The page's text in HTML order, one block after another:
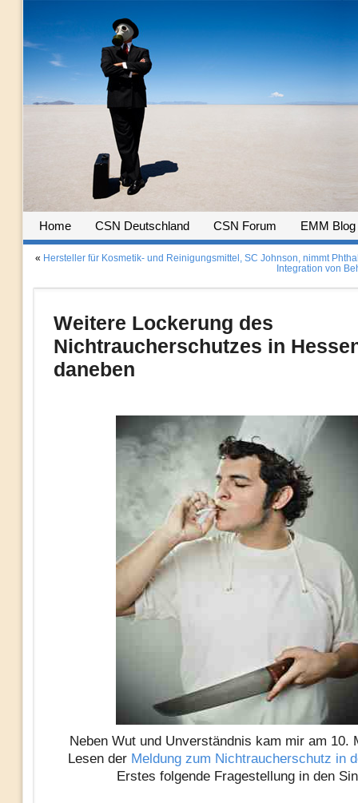
Home CSN Deutschland CSN Forum EMM Blog
« Hersteller für Kosmetik- und Reinigungsmittel, SC Johnson, nimmt
Integration von
Weitere Lockerung des
Nichtraucherschutzes in
daneben
Neben Wut und Unverständnis kam mir am 10.
Lesen der Meldung zum Nichtraucherschutz in
Erstes folgende Fragestellung in den